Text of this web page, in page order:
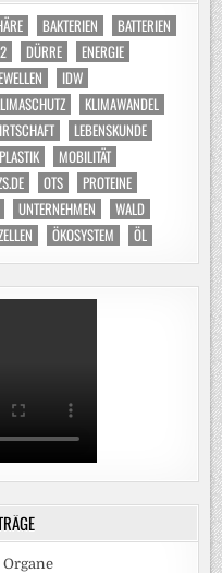
BAKTERIEN
BATTERIEN
DÜRRE
ENERGIE
IDW
KLIMAWANDEL
LEBENSKUNDE
MOBILITÄT
OTS
PROTEINE
UNTERNEHMEN
WALD
ÖKOSYSTEM ÖL